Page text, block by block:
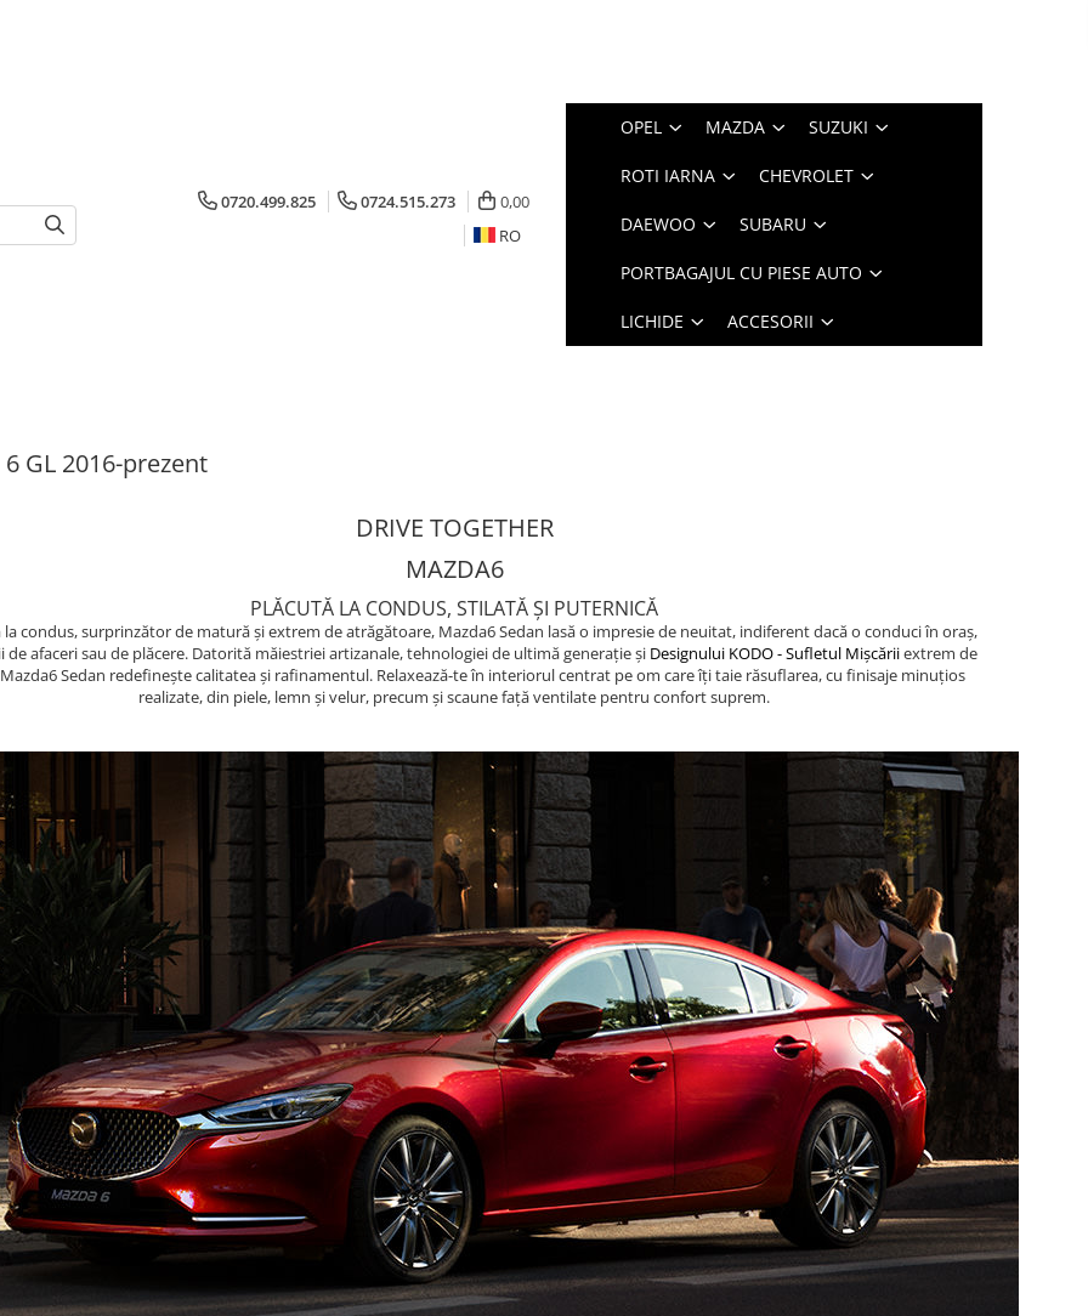
0720.499.825 0724.515.273
0,00
RO
OPEL MAZDA SUZUKI
ROTI IARNA CHEVROLET
DAEWOO SUBARU
PORTBAGAJUL CU PIESE AUTO
LICHIDE ACCESORII
GL 2016-prezent
DRIVE TOGETHER
MAZDA6
PLĂCUTĂ LA CON­DUS, STIL­ATĂ ȘI PUTER­N­ICĂ
la condus, surprinzător de matură și extrem de atrăgătoare, Mazda6 Sedan lasă o impresie de neuitat, indiferent dacă o conduci în oraș,
de afaceri sau de plăcere. Datorită măiestriei artizanale, tehnologiei de ultimă generație și Designului KODO - Sufletul Mișcăriiextrem de
Sedan redefinește calitatea și rafinamentul. Relaxează-te în interiorul centrat pe om care îți taie răsuflarea, cu finisaje minuțios
realizate, din piele, lemn și velur, precum și scaune față ventilate pentru confort suprem.